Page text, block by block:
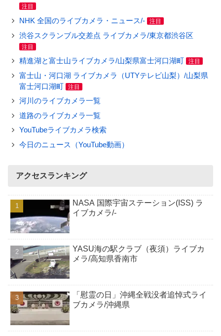
注目
NHK 全国のライブカメラ・ニュース/- 注目
渋谷スクランブル交差点 ライブカメラ/東京都渋谷区
注目
精進湖と富士山ライブカメラ/山梨県富士河口湖町 注目
富士山・河口湖 ライブカメラ（UTYテレビ山梨）/山梨県
富士河口湖町
注目
河川のライブカメラ一覧
道路のライブカメラ一覧
YouTubeライブカメラ検索
今日のニュース（YouTube動画）
アクセスランキング
NASA 国際宇宙ステーション(ISS) ラ
イブカメラ/-
YASU海の駅クラブ（夜須）ライブカ
メラ/高知県香南市
「慰霊の日」沖縄全戦没者追悼式ライ
ブカメラ/沖縄県